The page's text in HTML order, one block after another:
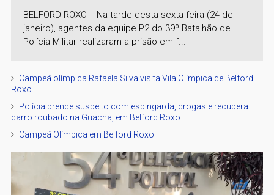
BELFORD ROXO - Na tarde desta sexta-feira (24 de
janeiro), agentes da equipe P2 do 39º Batalhão de
Polícia Militar realizaram a prisão em f...
Campeã olímpica Rafaela Silva visita Vila Olímpica de Belford
Roxo
Polícia prende suspeito com espingarda, drogas e recupera
carro roubado na Guacha, em Belford Roxo
Campeã Olímpica em Belford Roxo